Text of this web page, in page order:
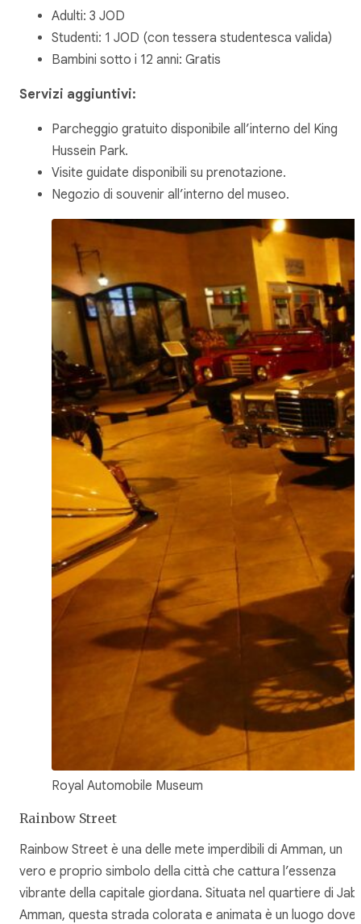
Adulti: 3 JOD
Studenti: 1 JOD (con tessera studentesca valida)
Bambini sotto i 12 anni: Gratis
Servizi aggiuntivi:
Parcheggio gratuito disponibile all’interno del King
Hussein Park.
Visite guidate disponibili su prenotazione.
Negozio di souvenir all’interno del museo.
Royal Automobile Museum
Rainbow Street
Rainbow Street è una delle mete imperdibili di Amman, un
vero e proprio simbolo della città che cattura l’essenza
vibrante della capitale giordana. Situata nel quartiere di
Amman, questa strada colorata e animata è un luogo dove